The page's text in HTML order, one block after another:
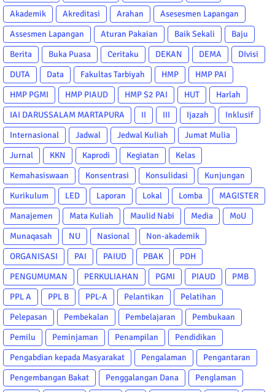
Akademik
Akreditasi Arahan
Asesesmen Lapangan
Assesmen Lapangan
Aturan Pakaian Baik Sekali
Baju
Berita
Buka Puasa Ceritaku DEKAN DEMA
DIvisi
DUTA
Data Fakultas Tarbiyah HMP
HMP PAI
HMP PGMI
HMP PIAUD HMP S2 PAI HUT
Harlah
IAI DARUSSALAM MARTAPURA
II III Ijazah
Inklusif
Internasional
Jadwal Jedwal Kuliah
Jumat Mulia
Jurnal
KKN Kaprodi Kegiatan
Kelas
Kemahasiswaan
Konsentrasi Konsulidasi
Kunjungan
Kurikulum
LED Laporan Lokal Lomba
MAGISTER
Manajemen
Mata Kuliah Maulid Nabi Media
MoU
Munaqasah
NU Nasional
Non-akademik
ORGANISASI
PAI PAIUD PBAK
PDH
PENGUMUMAN
PERKULIAHAN PGMI PIAUD
PMB
PPL A
PPL B PPL-A Pelantikan
Pelatihan
Pelepasan
Pembekalan Pembelajaran
Pembukaan
Pemilu
Peminjaman Penampilan
Pendidikan
Pengabdian kepada Masyarakat
Pengalaman
Pengantaran
Pengembangan Bakat
Penggalangan Dana
Penglaman